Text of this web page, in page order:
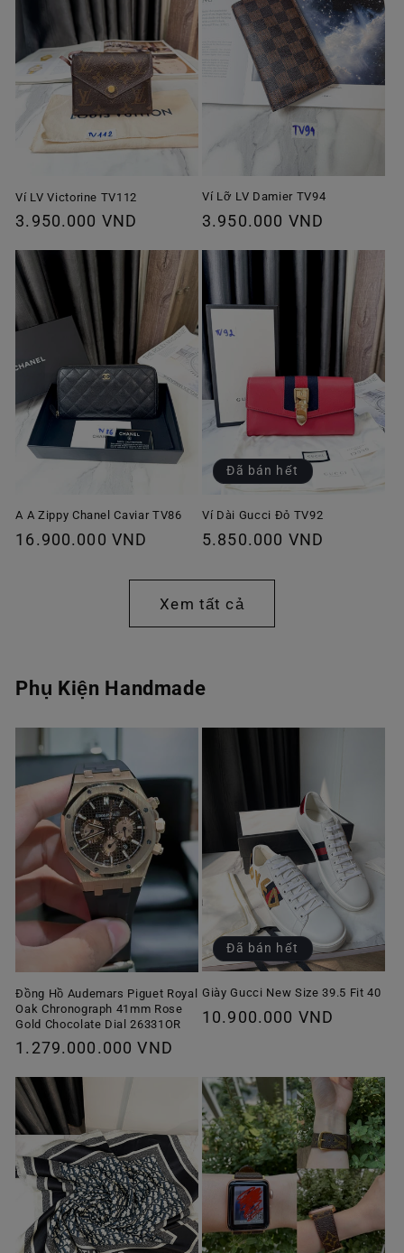
Ví LV Victorine TV112
Giá
thường
3.950.000 VND
Ví Lỡ LV Damier TV94
Giá
thường
3.950.000 VND
A A Zippy Chanel Caviar TV86
Giá
16.900.000 VND
Đã bán hết
Ví Dài Gucci Đỏ TV92
Giá
thường
5.850.000 VND
Xem tất cả
Phụ Kiện Handmade
Đồng Hồ Audemars Piguet Royal
Oak Chronograph 41mm Rose
Gold Chocolate Dial 26331OR
Giá
thường
1.279.000.000 VND
Đã bán hết
Giày Gucci New Size 39.5 Fit 40
Giá
10.900.000 VND